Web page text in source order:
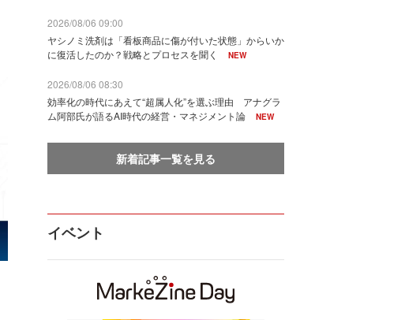
2026/08/06 09:00
ヤシノミ洗剤は「看板商品に傷が付いた状態」からいか
に復活したのか？戦略とプロセスを聞く
NEW
2026/08/06 08:30
効率化の時代にあえて“超属人化”を選ぶ理由 アナグラ
ム阿部氏が語るAI時代の経営・マネジメント論
NEW
新着記事一覧を見る
イベント